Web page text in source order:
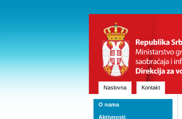
Naslovna Kontakt
O nama
Aktivnosti